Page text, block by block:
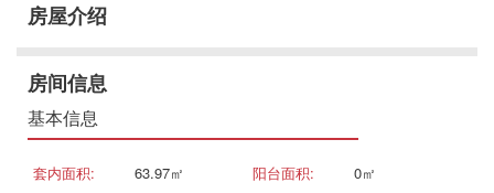
房屋介绍
房间信息
基本信息
套内面积: 63.97㎡ 阳台面积:
0㎡